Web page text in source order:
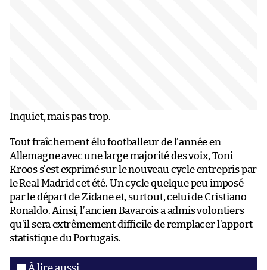
Inquiet, mais pas trop.
Tout fraîchement élu footballeur de l’année en
Allemagne avec une large majorité des voix, Toni
Kroos s’est exprimé sur le nouveau cycle entrepris par
le Real Madrid cet été. Un cycle quelque peu imposé
par le départ de Zidane et, surtout, celui de Cristiano
Ronaldo. Ainsi, l’ancien Bavarois a admis volontiers
qu’il sera extrêmement difficile de remplacer l’apport
statistique du Portugais.